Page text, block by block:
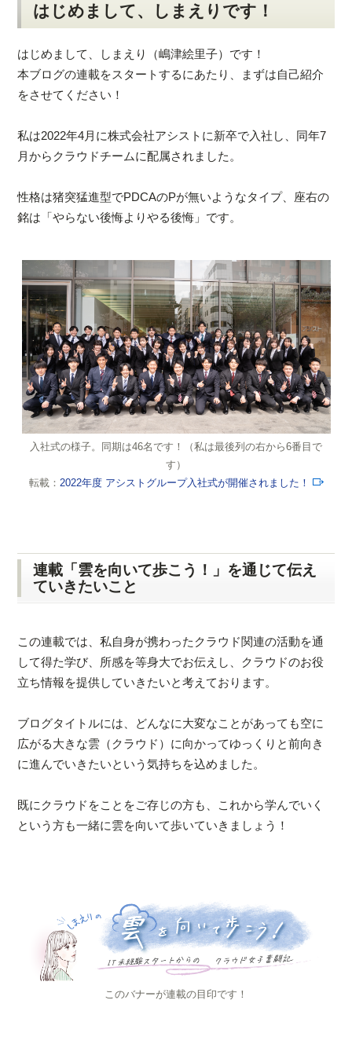
はじめまして、しまえりです！
はじめまして、しまえり（嶋津絵里子）です！
本ブログの連載をスタートするにあたり、まずは自己紹介
をさせてください！
私は2022年4月に株式会社アシストに新卒で入社し、同年7
月からクラウドチームに配属されました。
性格は猪突猛進型でPDCAのPが無いようなタイプ、座右の
銘は「やらない後悔よりやる後悔」です。
入社式の様子。同期は46名です！（私は最後列の右から6番目で
す）
転載： 2022年度 アシストグループ入社式が開催されました！
連載「雲を向いて歩こう！」を通じて伝え
ていきたいこと
この連載では、私自身が携わったクラウド関連の活動を通
して得た学び、所感を等身大でお伝えし、クラウドのお役
立ち情報を提供していきたいと考えております。
ブログタイトルには、どんなに大変なことがあっても空に
広がる大きな雲（クラウド）に向かってゆっくりと前向き
に進んでいきたいという気持ちを込めました。
既にクラウドをことをご存じの方も、これから学んでいく
という方も一緒に雲を向いて歩いていきましょう！
このバナーが連載の目印です！